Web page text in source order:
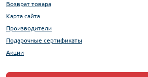
Возврат товара
Карта сайта
Производители
Подарочные сертификаты
Акции